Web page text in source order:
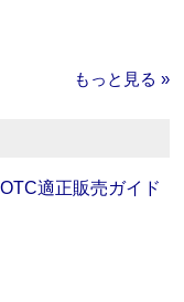
もっと見る »
適正販売ガイド